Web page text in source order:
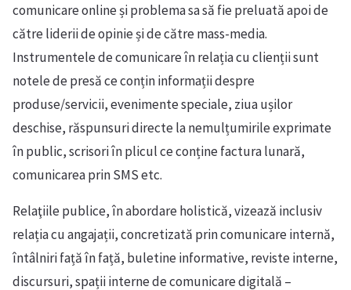
comunicare online și problema sa să fie preluată apoi de
către liderii de opinie și de către mass-media.
Instrumentele de comunicare în relația cu clienții sunt
notele de presă ce conțin informații despre
produse/servicii, evenimente speciale, ziua ușilor
deschise, răspunsuri directe la nemulțumirile exprimate
în public, scrisori în plicul ce conține factura lunară,
comunicarea prin SMS etc.
Relaţiile publice, în abordare holistică, vizează inclusiv
relația cu angajații, concretizată prin comunicare internă,
întâlniri față în față, buletine informative, reviste interne,
discursuri, spații interne de comunicare digitală –